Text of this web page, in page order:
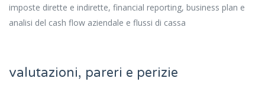
imposte dirette e indirette, financial reporting, business plan e
analisi del cash flow aziendale e flussi di cassa
valutazioni, pareri e perizie